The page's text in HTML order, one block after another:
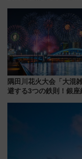
ホテル情報まとめ
隅田川花火大会「大混
避する3つの鉄則！銀座